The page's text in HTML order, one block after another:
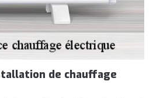
de chauffage